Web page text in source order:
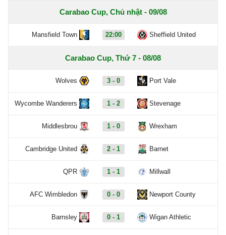
Carabao Cup, Chủ nhật - 09/08
Mansfield Town 22:00 Sheffield United
Carabao Cup, Thứ 7 - 08/08
Wolves 3 - 0 Port Vale
Wycombe Wanderers 1 - 2 Stevenage
Middlesbrou 1 - 0 Wrexham
Cambridge United 2 - 1 Barnet
QPR 1 - 1 Millwall
AFC Wimbledon 0 - 0 Newport County
Barnsley 0 - 1 Wigan Athletic